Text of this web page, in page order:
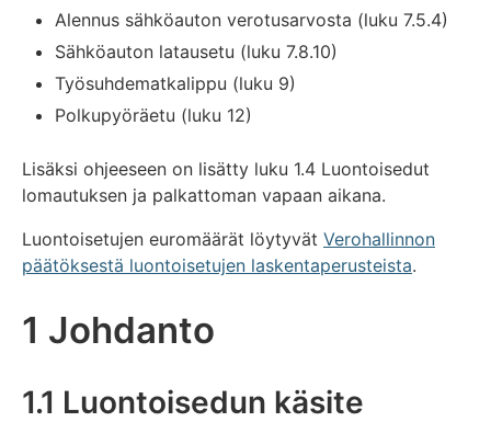
Alennus sähköauton verotusarvosta (luku 7.5.4)
Sähköauton latausetu (luku 7.8.10)
Työsuhdematkalippu (luku 9)
Polkupyöräetu (luku 12)
Lisäksi ohjeeseen on lisätty luku 1.4 Luontoisedut
lomautuksen ja palkattoman vapaan aikana.
Luontoisetujen euromäärät löytyvät Verohallinnon
päätöksestä luontoisetujen laskentaperusteista.
1 Johdanto
1.1 Luontoisedun käsite